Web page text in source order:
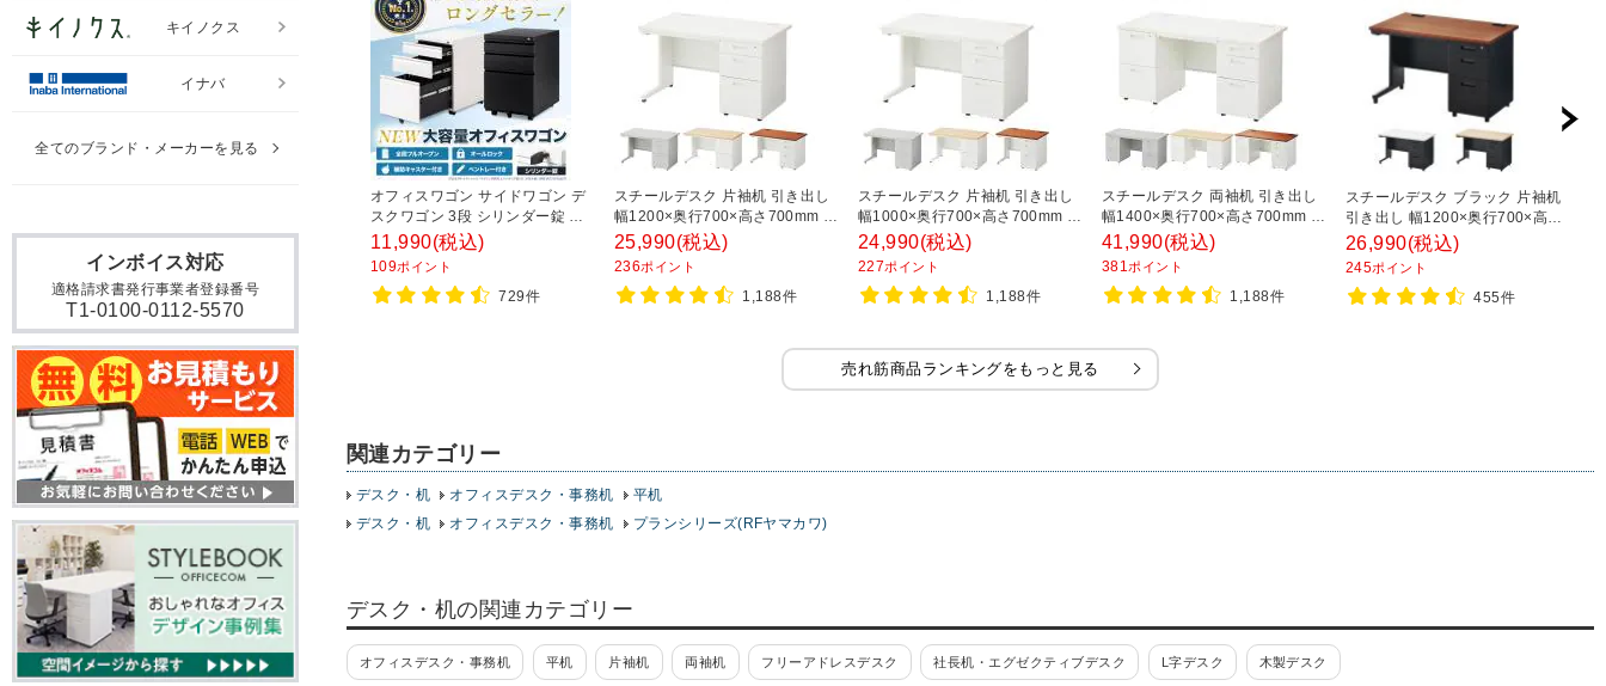
オフィスワゴン サイドワゴン デ
スクワゴン 3段 シリンダー錠 鍵
付き 幅390×奥行510×高さ
600mm【ホワイト・ブラック】
11,990(税込)
109ポイント
729件
スチールデスク 片袖机 引き出し
幅1200×奥行700×高さ700mm 配
線穴 事務机 ビジネスデスク
25,990(税込)
236ポイント
1,188件
スチールデスク 片袖机 引き出し
幅1000×奥行700×高さ700mm 配
線穴 事務机 ビジネスデスク
24,990(税込)
227ポイント
1,188件
スチールデスク 両袖机 引き出し
幅1400×奥行700×高さ700mm 配
線穴 事務机 社長机 ビジネスデス
41,990(税込)
381 ポイント
1,188件
スチールデスク ブラック 片袖机
引き出し 幅1200×奥行700×高さ
720mm 配線穴 事務机 ビジネス
デスク
26,990(税込)
245ポイント
455件
売れ筋商品ランキングをもっと見る
関連カテゴリー
デスク・机 オフィスデスク・事務机
平机
デスク・机
オフィスデスク・事務机 プランシリーズ(RFヤマカワ)
デスク・机の関連カテゴリー
オフィスデスク・事務机 平机 片袖机 両袖机 フリーアドレスデスク 社長机・エグゼクティブデスク L字デスク 木製デスク
インボイス対応
適格請求書発行事業者登録番号
T1-0100-0112-5570
キイノクス
イナバ
全てのブランド・メーカーを見る